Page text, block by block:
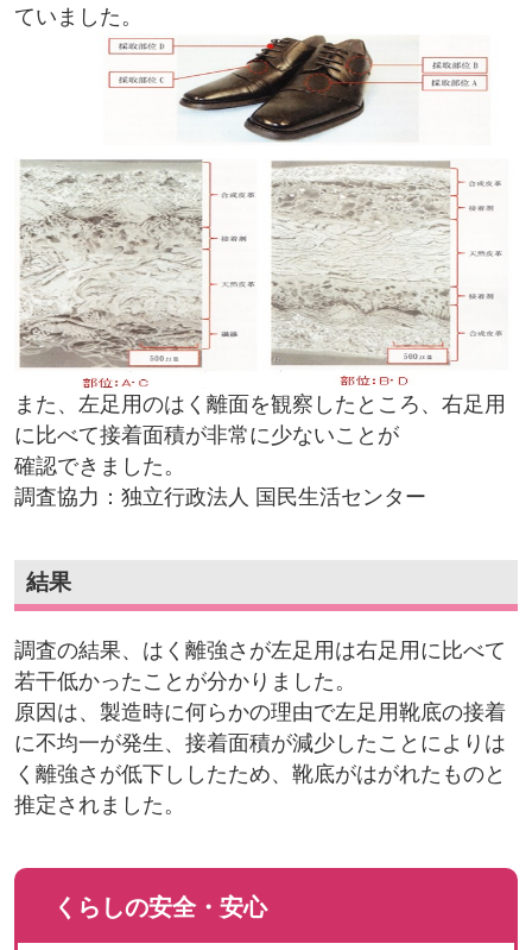
ていました。
また、左足用のはく離面を観察したところ、右足用
に比べて接着面積が非常に少ないことが
確認できました。
調査協力：独立行政法人 国民生活センター
結果
調査の結果、はく離強さが左足用は右足用に比べて
若干低かったことが分かりました。
原因は、製造時に何らかの理由で左足用靴底の接着
に不均一が発生、接着面積が減少したことによりは
く離強さが低下ししたため、靴底がはがれたものと
推定されました。
くらしの安全・安心